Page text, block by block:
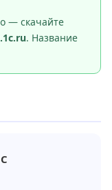
— скачайте
. Название